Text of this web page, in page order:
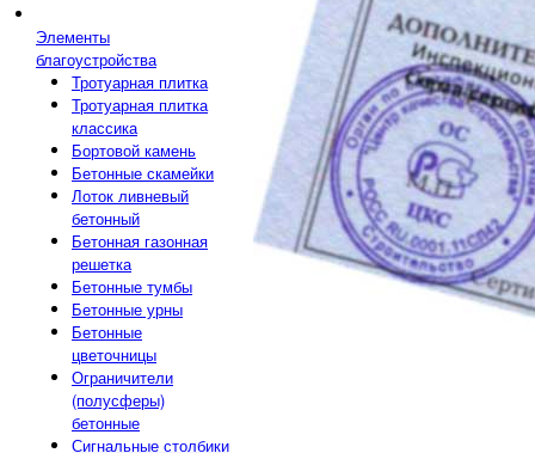
Элементы
благоустройства
Тротуарная плитка
Тротуарная плитка
классика
Бортовой камень
Бетонные скамейки
Лоток ливневый
бетонный
Бетонная газонная
решетка
Бетонные тумбы
Бетонные урны
Бетонные
цветочницы
Ограничители
(полусферы)
бетонные
Сигнальные столбики